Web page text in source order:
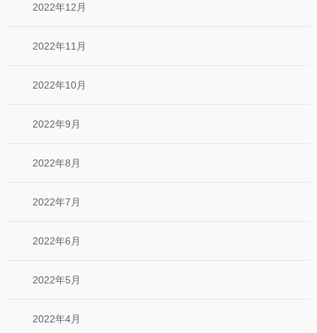
2022年12月
2022年11月
2022年10月
2022年9月
2022年8月
2022年7月
2022年6月
2022年5月
2022年4月